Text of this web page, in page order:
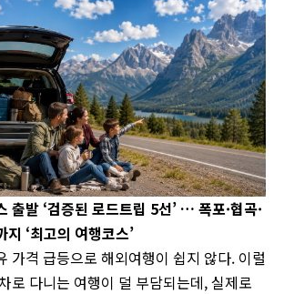
출발 ‘검증된 로드트립 5선’ … 폭포·협곡·
지 ‘최고의 여행코스’
가격 급등으로 해외여행이 쉽지 않다. 이럴
로 다니는 여행이 덜 부담되는데, 실제로